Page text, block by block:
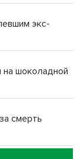
экс-
на шоколадной
смерть